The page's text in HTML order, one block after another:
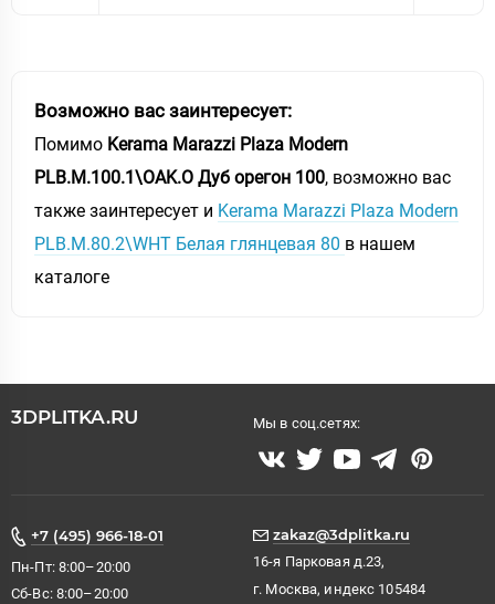
Возможно вас заинтересует:
Помимо Kerama Marazzi Plaza Modern
PLB.M.100.1\OAK.O Дуб орегон 100, возможно вас
также заинтересует и Kerama Marazzi Plaza Modern
PLB.M.80.2\WHT Белая глянцевая 80 в нашем
каталоге
3DPLITKA.RU Мы в соц.сетях:
+7 (495) 966-18-01
Пн-Пт: 8:00–20:00
Сб-Вс: 8:00–20:00
zakaz@3dplitka.ru
16-я Парковая д.23,
г. Москва, индекс 105484